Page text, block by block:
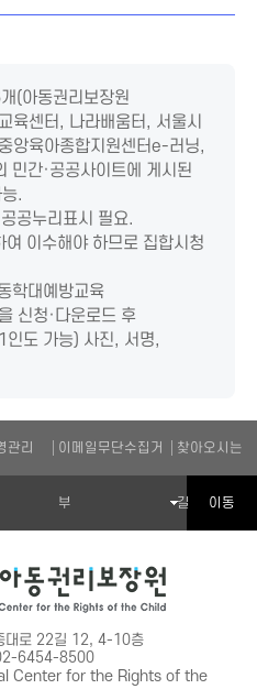
(아동권리보장원
육센터, 나라배움터, 서울시
앙육아종합지원센터e-러닝,
민간·공공사이트에 게시된
.
공누리표시 필요.
이수해야 하므로 집합시청
학대예방교육
신청·다운로드 후
인도 가능) 사진, 서명,
관리 이메일무단수집거
부
찾아오시는
길 이동
대로 22길 12, 4-10층
6454-8500
Center for the Rights of the